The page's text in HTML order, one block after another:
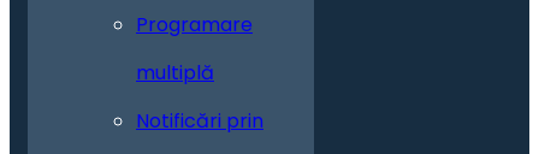
Programare
multiplă
Notificări prin